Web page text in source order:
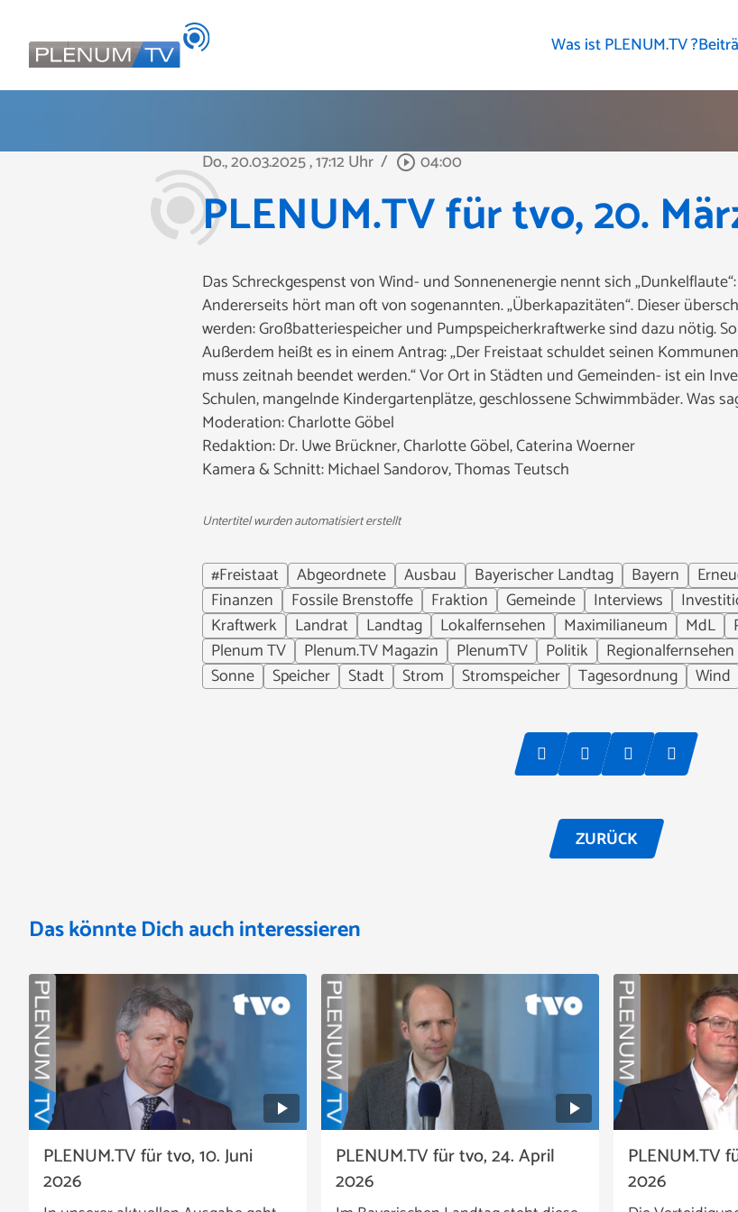
Was ist PLENUM.TV ?
Do., 20.03.2025, 17:12 Uhr / play_circle_outline 04:00
PLENUM.TV für tvo, 20.
Das Schreckgespenst von Wind- und Sonnenenergie nennt sich
Andererseits hört man oft von sogenannten. „Überkapazitäten“. Dieser
werden: Großbatteriespeicher und Pumpspeicherkraftwerke sind dazu nötig.
Außerdem heißt es in einem Antrag: „Der Freistaat schuldet seinen
muss zeitnah beendet werden.“ Vor Ort in Städten und Gemeinden- ist ein
Schulen, mangelnde Kindergartenplätze, geschlossene Schwimmbäder. Was
Moderation: Charlotte Göbel
Redaktion: Dr. Uwe Brückner, Charlotte Göbel, Caterina Woerner
Kamera & Schnitt: Michael Sandorov, Thomas Teutsch
Untertitel wurden automatisiert erstellt
#Freistaat Abgeordnete Ausbau Bayerischer Landtag Bayern
Finanzen
Fossile Brenstoffe Fraktion Gemeinde Interviews
Kraftwerk
Landrat Landtag Lokalfernsehen Maximilianeum MdL
Plenum TV
Plenum.TV Magazin PlenumTV Politik Regionalfernsehen
Sonne
Speicher Stadt Strom Stromspeicher Tagesordnung Wind
ZURÜCK
Das könnte Dich auch interessieren
PLENUM.TV für tvo, 10. Juni
2026
PLENUM.TV für tvo, 24. April
2026
PLENUM.TV
2026